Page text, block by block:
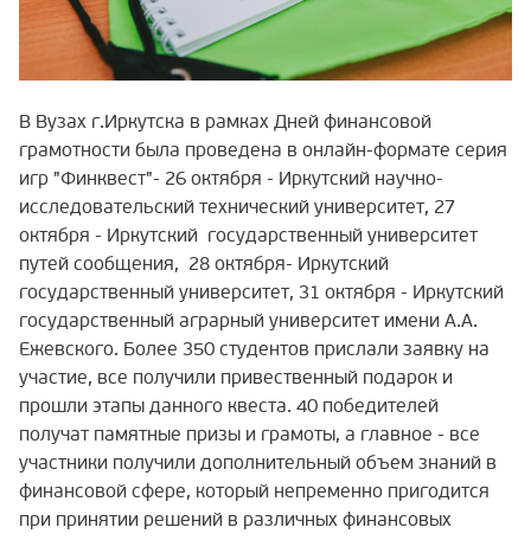
В Вузах г.Иркутска в рамках Дней финансовой
грамотности была проведена в онлайн-формате серия
игр "Финквест"- 26 октября - Иркутский научно-
исследовательский технический университет, 27
октября - Иркутский государственный университет
путей сообщения, 28 октября- Иркутский
государственный университет, 31 октября - Иркутский
государственный аграрный университет имени А.А.
Ежевского. Более 350 студентов прислали заявку на
участие, все получили привественный подарок и
прошли этапы данного квеста. 40 победителей
получат памятные призы и грамоты, а главное - все
участники получили дополнительный объем знаний в
финансовой сфере, который непременно пригодится
при принятии решений в различных финансовых